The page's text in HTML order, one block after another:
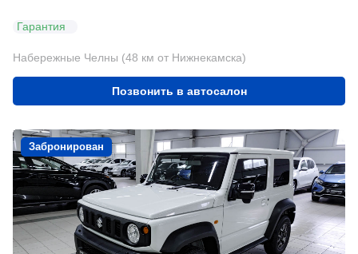
Гарантия
Набережные Челны (48 км от Нижнекамска)
Позвонить в автосалон
Забронирован